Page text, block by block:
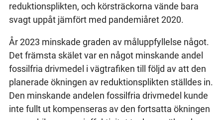
reduktionsplikten, och körsträckorna vände bara
svagt uppåt jämfört med pandemiåret 2020.
År 2023 minskade graden av måluppfyllelse något.
Det främsta skälet var en något minskande andel
fossilfria drivmedel i vägtrafiken till följd av att den
planerade ökningen av reduktionsplikten ställdes in.
Den minskande andelen fossilfria drivmedel kunde
inte fullt ut kompenseras av den fortsatta ökningen